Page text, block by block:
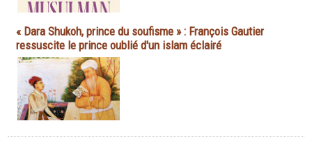
« Dara Shukoh, prince du soufisme » : François Gautier
ressuscite le prince oublié d'un islam éclairé